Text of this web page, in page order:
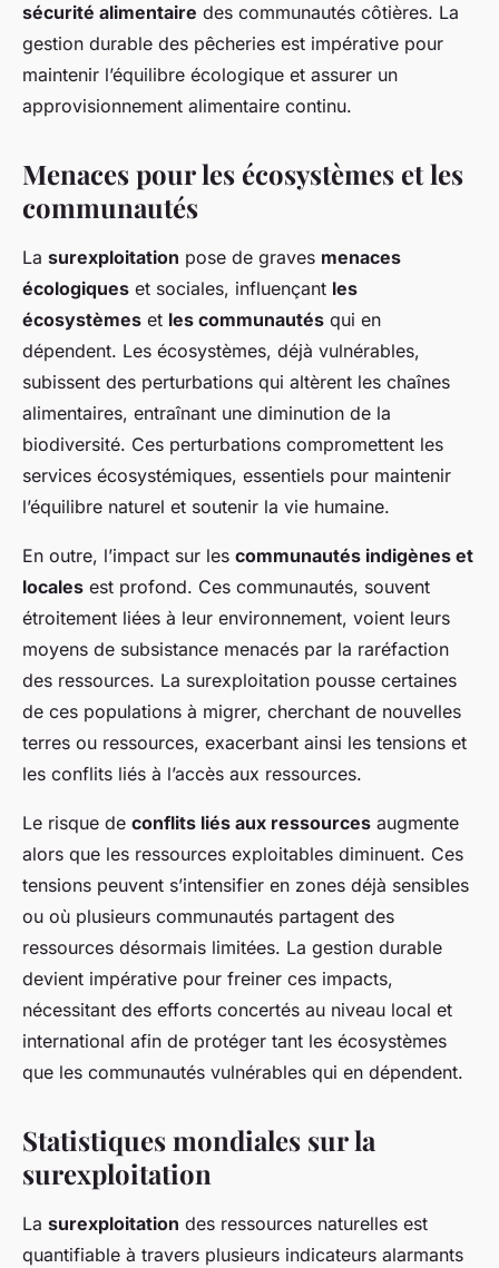
sécurité alimentaire des communautés côtières. La
gestion durable des pêcheries est impérative pour
maintenir l’équilibre écologique et assurer un
approvisionnement alimentaire continu.
Menaces pour les écosystèmes et les
communautés
La surexploitation pose de graves menaces
écologiques et sociales, influençant les
écosystèmes et les communautés qui en
dépendent. Les écosystèmes, déjà vulnérables,
subissent des perturbations qui altèrent les chaînes
alimentaires, entraînant une diminution de la
biodiversité. Ces perturbations compromettent les
services écosystémiques, essentiels pour maintenir
l’équilibre naturel et soutenir la vie humaine.
En outre, l’impact sur les communautés indigènes et
locales est profond. Ces communautés, souvent
étroitement liées à leur environnement, voient leurs
moyens de subsistance menacés par la raréfaction
des ressources. La surexploitation pousse certaines
de ces populations à migrer, cherchant de nouvelles
terres ou ressources, exacerbant ainsi les tensions et
les conflits liés à l’accès aux ressources.
Le risque de conflits liés aux ressources augmente
alors que les ressources exploitables diminuent. Ces
tensions peuvent s’intensifier en zones déjà sensibles
ou où plusieurs communautés partagent des
ressources désormais limitées. La gestion durable
devient impérative pour freiner ces impacts,
nécessitant des efforts concertés au niveau local et
international afin de protéger tant les écosystèmes
que les communautés vulnérables qui en dépendent.
Statistiques mondiales sur la
surexploitation
La surexploitation des ressources naturelles est
quantifiable à travers plusieurs indicateurs alarmants